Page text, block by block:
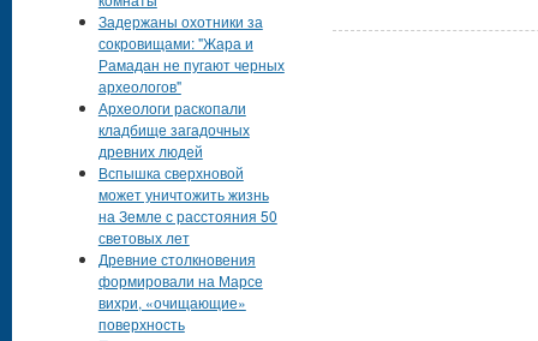
Задержаны охотники за
сокровищами: "Жара и
Рамадан не пугают черных
археологов"
Археологи раскопали
кладбище загадочных
древних людей
Вспышка сверхновой
может уничтожить жизнь
на Земле с расстояния 50
световых лет
Древние столкновения
формировали на Марсе
вихри, «очищающие»
поверхность